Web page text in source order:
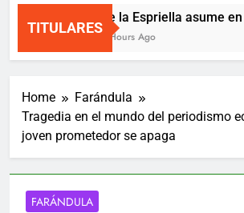
TITULARES
De la Espriella asume
2 Hours Ago
Home
Farándula
Tragedia en el mundo del periodismo
joven prometedor se apaga
FARÁNDULA